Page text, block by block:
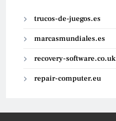
trucos-de-juegos.es
marcasmundiales.es
recovery-software.co.uk
repair-computer.eu